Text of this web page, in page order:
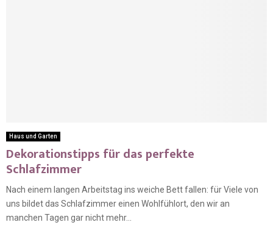
Haus und Garten
Dekorationstipps für das perfekte
Schlafzimmer
Nach einem langen Arbeitstag ins weiche Bett fallen: für Viele von
uns bildet das Schlafzimmer einen Wohlfühlort, den wir an
manchen Tagen gar nicht mehr...